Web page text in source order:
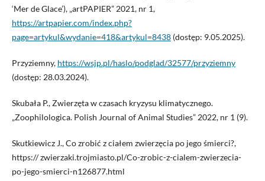
‘Mer de Glace’), „artPAPIER” 2021, nr 1,
https://artpapier.com/index.php?
page=artykul&wydanie=418&artykul=8438(dostęp: 9.05.2025).
Przyziemny, https://wsjp.pl/haslo/podglad/32577/przyziemny
(dostęp: 28.03.2024).
Skubała P., Zwierzęta w czasach kryzysu klimatycznego.
„Zoophilologica. Polish Journal of Animal Studies” 2022, nr 1 (9).
Skutkiewicz J., Co zrobić z ciałem zwierzęcia po jego śmierci?,
https:// zwierzaki.trojmiasto.pl/Co-zrobic-z-cialem-zwierzecia-
po-jego-smierci-n126877.html